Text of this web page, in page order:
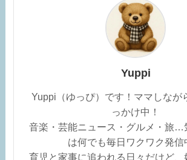
Yuppi
Yuppi（ゆっぴ）です！ママしなが
っかけ中！
音楽・芸能ニュース・グルメ・旅…
は何でも毎日ワクワク発
育児と家事に追われる日々だけど、